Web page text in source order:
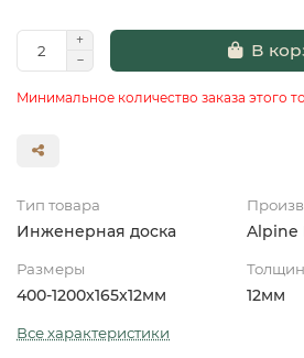
В
Минимальное количество заказа этого
Тип товара
Инженерная доска Alpine
Размеры
400-1200x165x12мм 12мм
Все характеристики